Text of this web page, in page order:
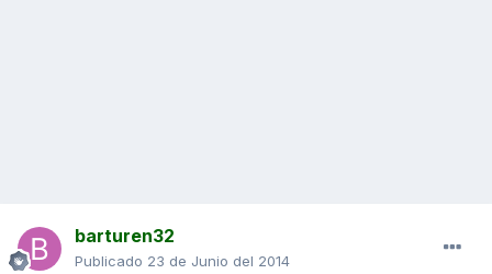
barturen32
Publicado 23 de Junio del 2014